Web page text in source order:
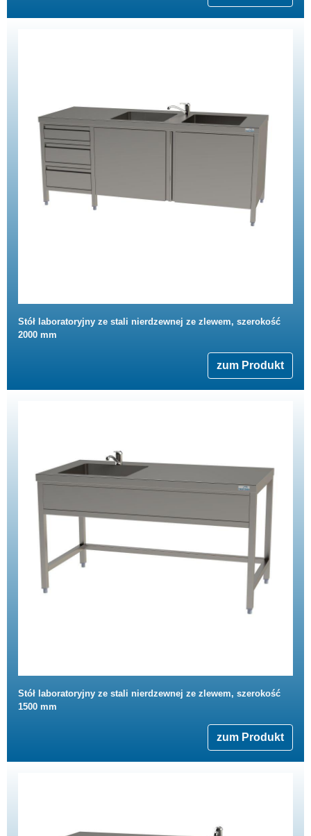
Stół laboratoryjny ze stali nierdzewnej ze zlewem, szerokość
2000 mm
zum Produkt
Stół laboratoryjny ze stali nierdzewnej ze zlewem, szerokość
1500 mm
zum Produkt